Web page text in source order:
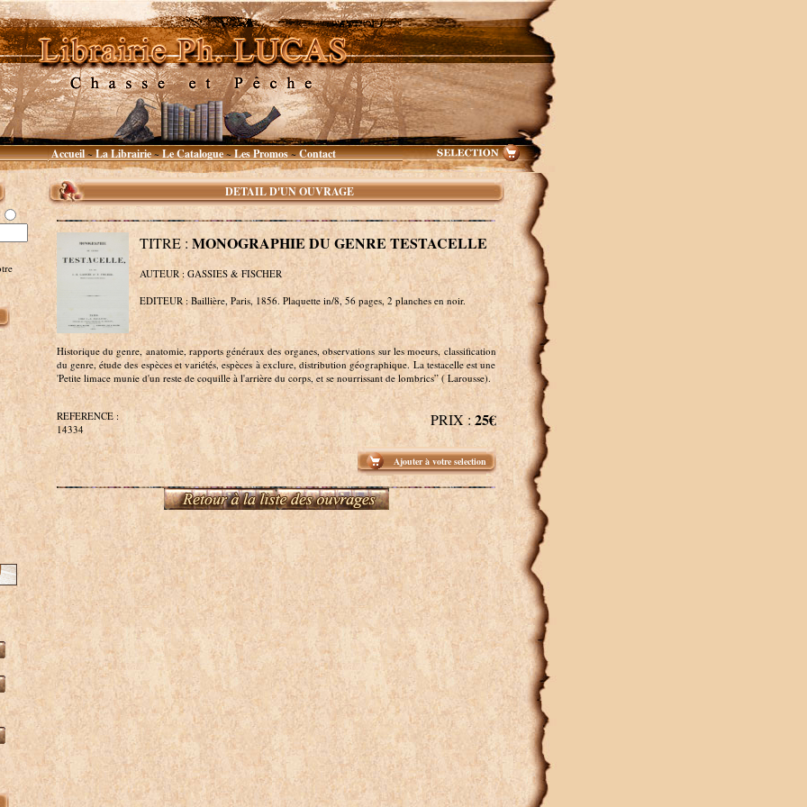
Accueil~La Librairie~Le Catalogue~Les Promos~Contact
DETAIL D'UN OUVRAGE
TITRE : MONOGRAPHIE DU GENRE TESTACELLE
AUTEUR : GASSIES & FISCHER
EDITEUR : Baillière, Paris, 1856. Plaquette in/8, 56 pages, 2 planches en noir.
Historique du genre, anatomie, rapports généraux des organes, observations sur les moeurs, classification
du genre, étude des espèces et variétés, espèces à exclure, distribution géographique. La testacelle est une
'Petite limace munie d'un reste de coquille à l'arrière du corps, et se nourrissant de lombrics” ( Larousse).
REFERENCE :
14334
PRIX : 25€
Ajouter à votre selection